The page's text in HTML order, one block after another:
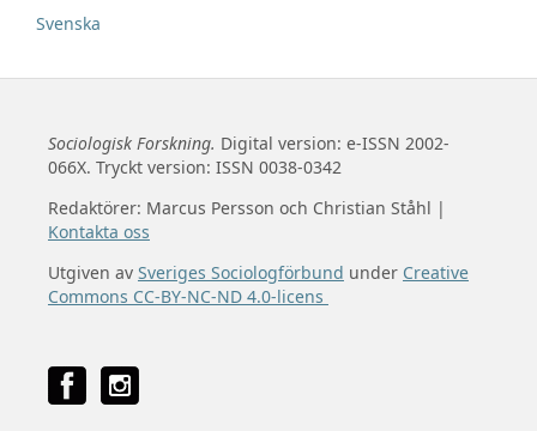
Svenska
Sociologisk Forskning. Digital version: e-ISSN 2002-
066X. Tryckt version: ISSN 0038-0342
Redaktörer: Marcus Persson och Christian Ståhl |
Kontakta oss
Utgiven av Sveriges Sociologförbund under Creative
Commons CC-BY-NC-ND 4.0-licens